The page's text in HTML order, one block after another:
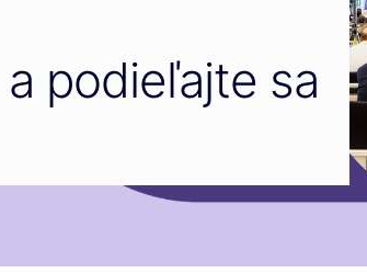
podieľajte sa